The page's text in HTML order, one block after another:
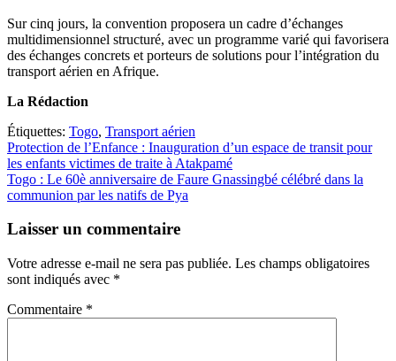
Sur cinq jours, la convention proposera un cadre d’échanges
multidimensionnel structuré, avec un programme varié qui favorisera
des échanges concrets et porteurs de solutions pour l’intégration du
transport aérien en Afrique.
La Rédaction
Étiquettes: Togo, Transport aérien
Navigation
de
l’article
Protection de l’Enfance : Inauguration d’un espace de transit pour
les enfants victimes de traite à Atakpamé
Togo : Le 60è anniversaire de Faure Gnassingbé célébré dans la
communion par les natifs de Pya
Laisser un commentaire
Votre adresse e-mail ne sera pas publiée. Les champs obligatoires
sont indiqués avec *
Commentaire *